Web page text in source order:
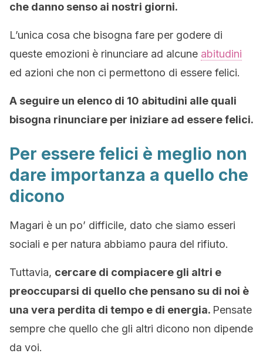
che danno senso ai nostri giorni.
L’unica cosa che bisogna fare per godere di
queste emozioni è rinunciare ad alcune abitudini
ed azioni che non ci permettono di essere felici.
A seguire un elenco di 10 abitudini alle quali
bisogna rinunciare per iniziare ad essere felici.
Per essere felici è meglio non
dare importanza a quello che
dicono
Magari è un po’ difficile, dato che siamo esseri
sociali e per natura abbiamo paura del rifiuto.
Tuttavia, cercare di compiacere gli altri e
preoccuparsi di quello che pensano su di noi è
una vera perdita di tempo e di energia. Pensate
sempre che quello che gli altri dicono non dipende
da voi.